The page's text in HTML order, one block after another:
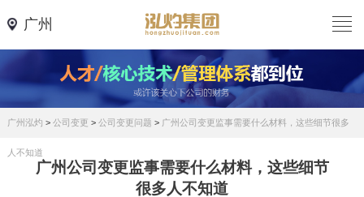
广州
广州泓灼 > 公司变更 > 公司变更问题 > 广州公司变更监事需要什么材料，这些细节很多
人不知道
广州公司变更监事需要什么材料，这些细节
很多人不知道